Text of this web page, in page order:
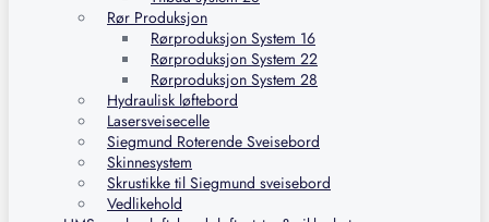
Rør Produksjon
Rørproduksjon System 16
Rørproduksjon System 22
Rørproduksjon System 28
Hydraulisk løftebord
Lasersveisecelle
Siegmund Roterende Sveisebord
Skinnesystem
Skrustikke til Siegmund sveisebord
Vedlikehold